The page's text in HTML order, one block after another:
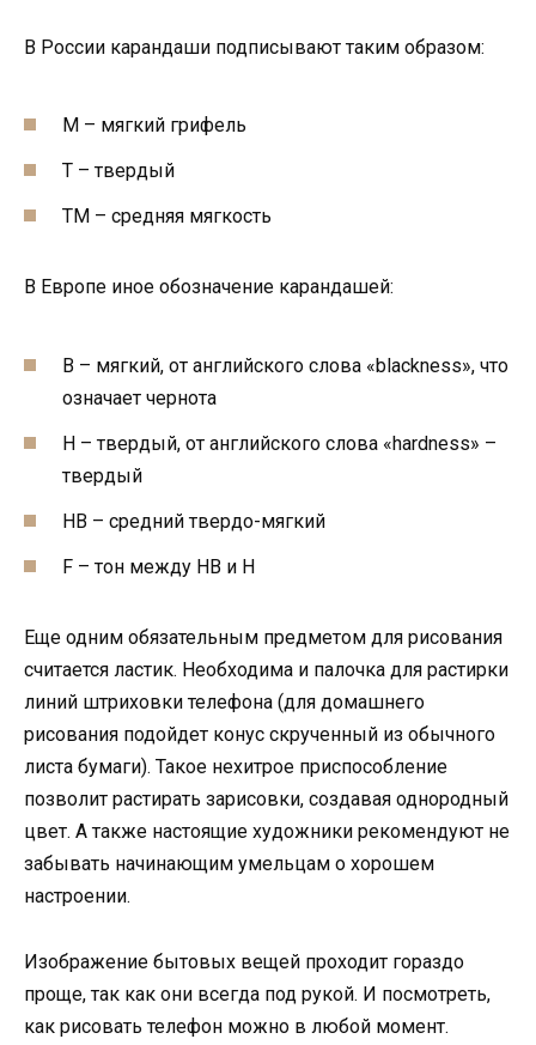
В России карандаши подписывают таким образом:
М – мягкий грифель
Т – твердый
ТМ – средняя мягкость
В Европе иное обозначение карандашей:
В – мягкий, от английского слова «blackness», что
означает чернота
Н – твердый, от английского слова «hardness» –
твердый
НВ – средний твердо-мягкий
F – тон между НВ и Н
Еще одним обязательным предметом для рисования
считается ластик. Необходима и палочка для растирки
линий штриховки телефона (для домашнего
рисования подойдет конус скрученный из обычного
листа бумаги). Такое нехитрое приспособление
позволит растирать зарисовки, создавая однородный
цвет. А также настоящие художники рекомендуют не
забывать начинающим умельцам о хорошем
настроении.
Изображение бытовых вещей проходит гораздо
проще, так как они всегда под рукой. И посмотреть,
как рисовать телефон можно в любой момент.